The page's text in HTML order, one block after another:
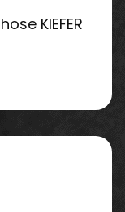
KIEFER